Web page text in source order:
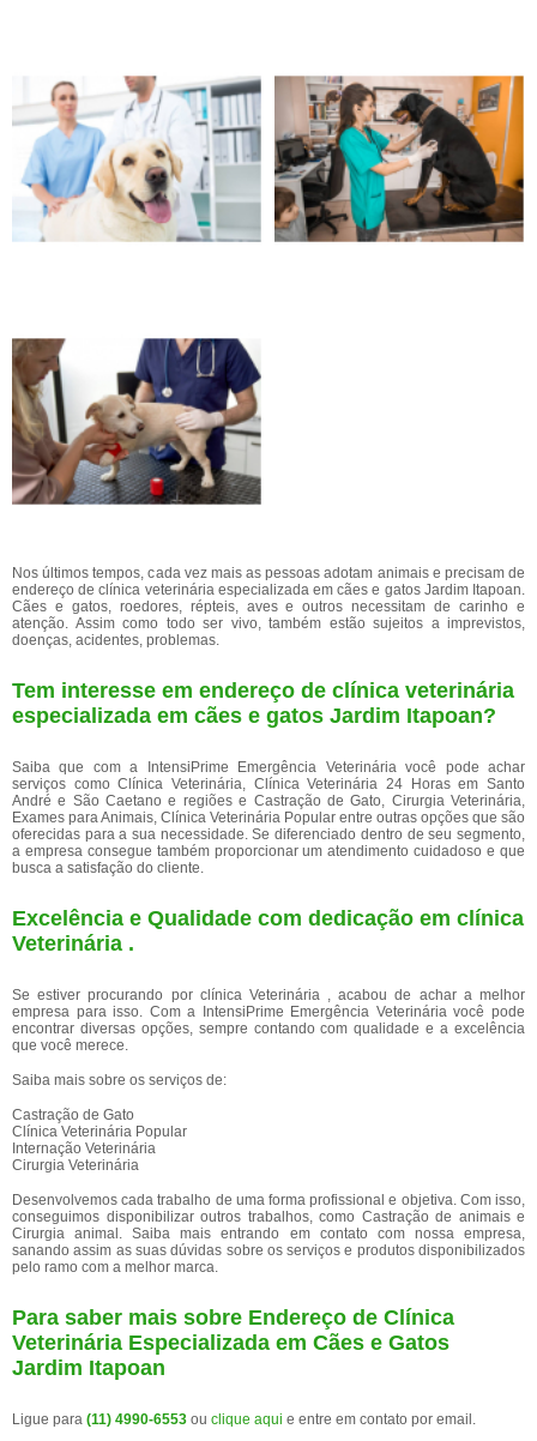
Nos últimos tempos, cada vez mais as pessoas adotam animais e precisam de
endereço de clínica veterinária especializada em cães e gatos Jardim Itapoan.
Cães e gatos, roedores, répteis, aves e outros necessitam de carinho e
atenção. Assim como todo ser vivo, também estão sujeitos a imprevistos,
doenças, acidentes, problemas.
Tem interesse em endereço de clínica veterinária
especializada em cães e gatos Jardim Itapoan?
Saiba que com a IntensiPrime Emergência Veterinária você pode achar
serviços como Clínica Veterinária, Clínica Veterinária 24 Horas em Santo
André e São Caetano e regiões e Castração de Gato, Cirurgia Veterinária,
Exames para Animais, Clínica Veterinária Popular entre outras opções que são
oferecidas para a sua necessidade. Se diferenciado dentro de seu segmento,
a empresa consegue também proporcionar um atendimento cuidadoso e que
busca a satisfação do cliente.
Excelência e Qualidade com dedicação em clínica
Veterinária .
Se estiver procurando por clínica Veterinária , acabou de achar a melhor
empresa para isso. Com a IntensiPrime Emergência Veterinária você pode
encontrar diversas opções, sempre contando com qualidade e a excelência
que você merece.
Saiba mais sobre os serviços de:
Castração de Gato
Clínica Veterinária Popular
Internação Veterinária
Cirurgia Veterinária
Desenvolvemos cada trabalho de uma forma profissional e objetiva. Com isso,
conseguimos disponibilizar outros trabalhos, como Castração de animais e
Cirurgia animal. Saiba mais entrando em contato com nossa empresa,
sanando assim as suas dúvidas sobre os serviços e produtos disponibilizados
pelo ramo com a melhor marca.
Para saber mais sobre Endereço de Clínica
Veterinária Especializada em Cães e Gatos
Jardim Itapoan
Ligue para (11) 4990-6553 ou clique aqui e entre em contato por email.